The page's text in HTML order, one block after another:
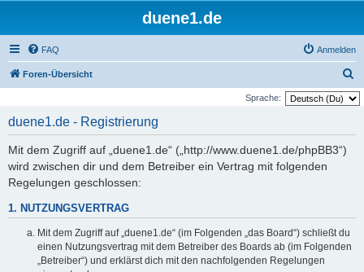
duene1.de
FAQ Anmelden
Foren-Übersicht
u
Sprache:
duene1.de - Registrierung
Mit dem Zugriff auf „duene1.de“ („http://www.duene1.de/phpBB3“)
wird zwischen dir und dem Betreiber ein Vertrag mit folgenden
Regelungen geschlossen:
1. NUTZUNGSVERTRAG
Mit dem Zugriff auf „duene1.de“ (im Folgenden „das Board“) schließt du
einen Nutzungsvertrag mit dem Betreiber des Boards ab (im Folgenden
„Betreiber“) und erklärst dich mit den nachfolgenden Regelungen